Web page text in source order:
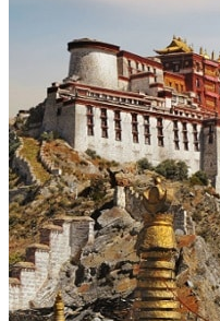
Notre
Réseau
Garanties
Avis de
Voyages
Voyage
La Chine & ses
Cuisines
Les
Fêtes
Les signes
Les plus
Les plus
La Chine